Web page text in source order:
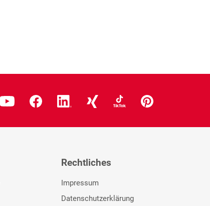
Rechtliches
Impressum
Datenschutzerklärung